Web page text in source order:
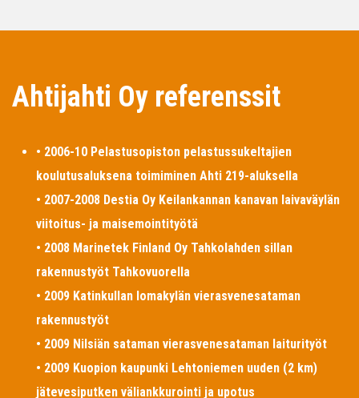
Ahtijahti Oy referenssit
• 2006-10 Pelastusopiston pelastussukeltajien
koulutusaluksena toimiminen Ahti 219-aluksella
• 2007-2008 Destia Oy Keilankannan kanavan laivaväylän
viitoitus- ja maisemointityötä
• 2008 Marinetek Finland Oy Tahkolahden sillan
rakennustyöt Tahkovuorella
• 2009 Katinkullan lomakylän vierasvenesataman
rakennustyöt
• 2009 Nilsiän sataman vierasvenesataman laiturityöt
• 2009 Kuopion kaupunki Lehtoniemen uuden (2 km)
jätevesiputken väliankkurointi ja upotus